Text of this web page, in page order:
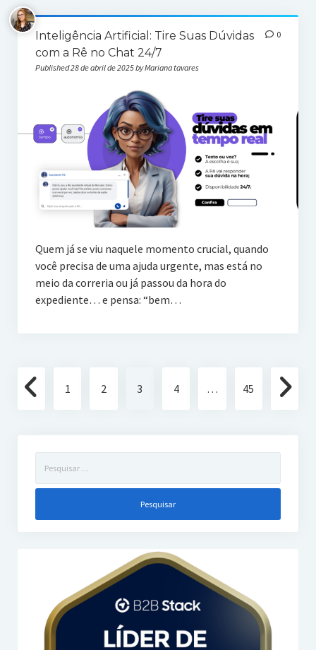
Inteligência Artificial: Tire Suas Dúvidas
com a Rê no Chat 24/7
Published 28 de abril de 2025 by Mariana tavares
0
Quem já se viu naquele momento crucial, quando
você precisa de uma ajuda urgente, mas está no
meio da correria ou já passou da hora do
expediente… e pensa: “bem…
Paginação
de
1 2 3 4 … 45
por: